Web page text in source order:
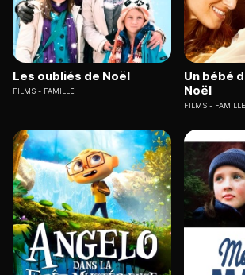
Les oubliés de Noël
FILMS FAMILLE
Un bébé
Noël
FILMS FAMILLE